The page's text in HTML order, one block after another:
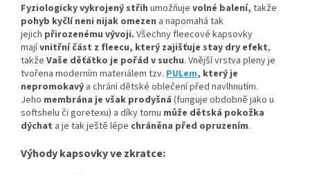
Fyziologicky vykrojený střih umožňuje volné balení, takže
pohyb kyčlí neni nijak omezen a napomahá tak
jejich přirozenému vývoji. Všechny fleecové kapsovky
majívnitřní část z fleecu, který zajišťuje stay dry efekt,
takže Vaše děťátko je pořád v suchu. Vnější vrstva pleny je
tvořena moderním materiálem tzv. PULem, který je
nepromokavý a chrání dětské oblečení před navlhnutím.
Jeho membrána je však prodyšná (funguje obdobně jako u
softshelu či goretexu) a díky tomu může dětská pokožka
dýchat a je tak ještě lépe chráněna před opruzením.
Výhody kapsovky ve zkratce: